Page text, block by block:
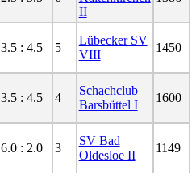
II
3.5 : 4.5 5
Lübecker SV
VIII
1450
3.5 : 4.5 4
Schachclub
Barsbüttel I
1600
6.0 : 2.0 3
SV Bad
Oldesloe II
1149